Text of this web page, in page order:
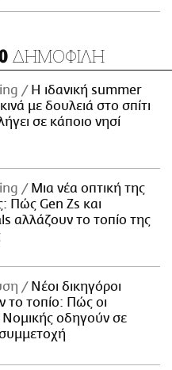
ΔΗΜΟΦΙΛΗ
Η ιδανική summer
με δουλειά στο σπίτι
σε κάποιο νησί
Μια νέα οπτική της
Πώς Gen Zs και
αλλάζουν το τοπίο της
Νέοι δικηγόροι
το τοπίο: Πώς οι
οδηγούν σε